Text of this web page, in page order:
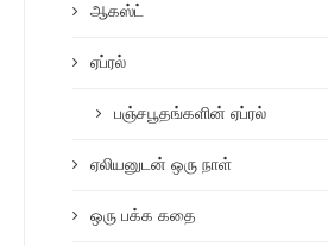
ஆகஸ்ட்
ஏப்ரல்
பஞ்சபூதங்களின் ஏப்ரல்
ஏலியனுடன் ஒரு நாள்
ஒரு பக்க கதை